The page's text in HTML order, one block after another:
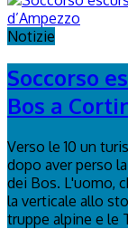
Notizie
Soccorso
Bos a
Verso le 10 un
dopo aver perso
dei Bos. L'uomo,
la verticale allo
truppe alpine e le